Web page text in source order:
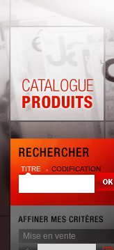
TITRE CODIFICATION
Mise en vente